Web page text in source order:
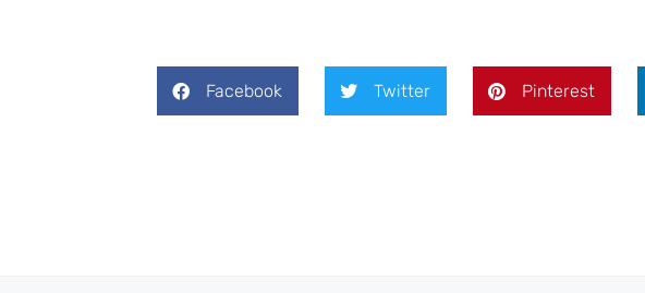
Facebook Twitter Pinterest